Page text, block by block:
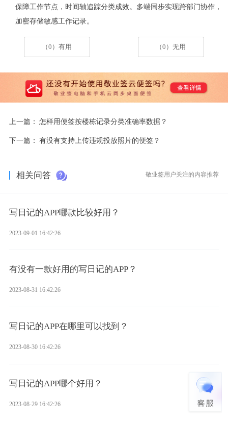
保障工作节点，时间轴追踪分类成效。多端同步实现跨部门协作，
加密存储敏感工作记录。
（0）有用 （0）无用
上一篇： 怎样用便签按楼栋记录分类准确率数据？
下一篇： 有没有支持上传违规投放照片的便签？
相关问答 敬业签用户关注的内容推荐
写日记的APP哪款比较好用？
2023-09-01 16:42:26
有没有一款好用的写日记的APP？
2023-08-31 16:42:26
写日记的APP在哪里可以找到？
2023-08-30 16:42:26
写日记的APP哪个好用？
2023-08-29 16:42:26